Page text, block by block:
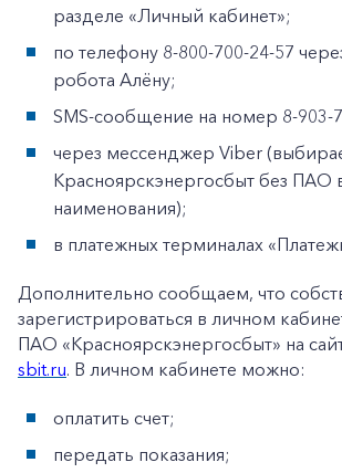
разделе «Личный кабинет»;
по телефону 8-800-700-24-57
робота Алёну;
SMS-сообщение на номер 8-903-
через мессенджер Viber
Красноярскэнергосбыт без ПАО
наименования);
в платежных терминалах
Дополнительно сообщаем, что
зарегистрироваться в личном
ПАО «Красноярскэнергосбыт» на
sbit.ru. В личном кабинете можно:
оплатить счет;
передать показания;